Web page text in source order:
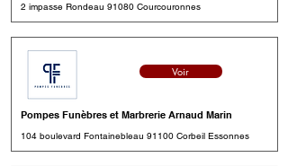
2 impasse Rondeau 91080 Courcouronnes
Voir
Pompes Funèbres et Marbrerie Arnaud Marin
104 boulevard Fontainebleau 91100 Corbeil Essonnes